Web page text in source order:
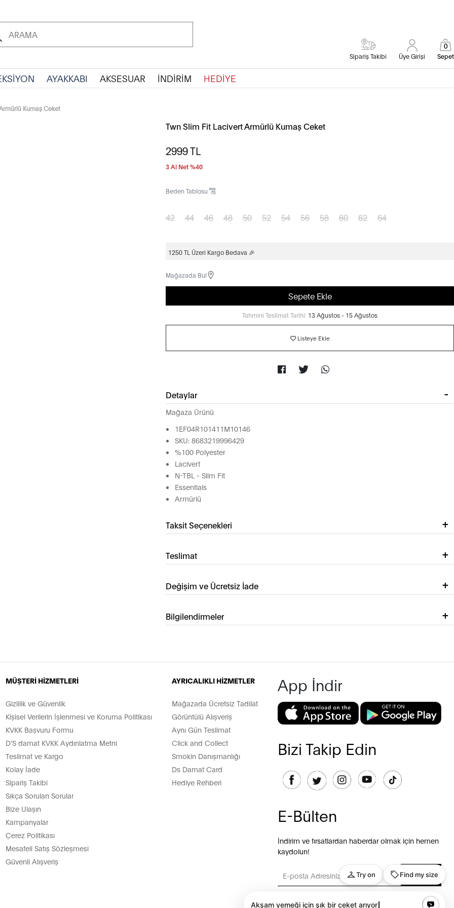
Sipariş Takibi Üye Girişi Sepet
0
AYAKKABI AKSESUAR İNDİRİM HEDİYE
Kumaş Ceket
Twn Slim Fit Lacivert Armürlü Kumaş Ceket
2999TL
3 Al Net %40
Beden Tablosu
42 44 46 48 50 52 54 56 58 60 62 64
1250 TL Üzeri Kargo Bedava 🎉
Mağazada Bul
Sepete Ekle
Tahmini Teslimat Tarihi: 13 Ağustos - 15 Ağustos
Listeye Ekle
Detaylar
Mağaza Ürünü
1EF04R101411M10146
SKU: 8683219996429
%100 Polyester
Lacivert
N-TBL - Slim Fit
Essentials
Armürlü
Taksit Seçenekleri
Teslimat
Değişim ve Ücretsiz İade
Bilgilendirmeler
MÜŞTERİ HİZMETLERİ
Gizlilik ve Güvenlik
Kişisel Verilerin İşlenmesi ve Koruma Politikası
KVKK Başvuru Formu
D’S damat KVKK Aydınlatma Metni
Teslimat ve Kargo
Kolay İade
Sipariş Takibi
Sıkça Sorulan Sorular
Bize Ulaşın
Kampanyalar
Çerez Politikası
Mesafeli Satış Sözleşmesi
Güvenli Alışveriş
AYRICALIKLI HİZMETLER
Mağazada Ücretsiz Tadilat
Görüntülü Alışveriş
Aynı Gün Teslimat
Click and Collect
Smokin Danışmanlığı
Ds Damat Card
Hediye Rehberi
App İndir
Bizi Takip Edin
E-Bülten
İndirim ve fırsatlardan haberdar olmak için hemen
kaydolun!
GÖNDER